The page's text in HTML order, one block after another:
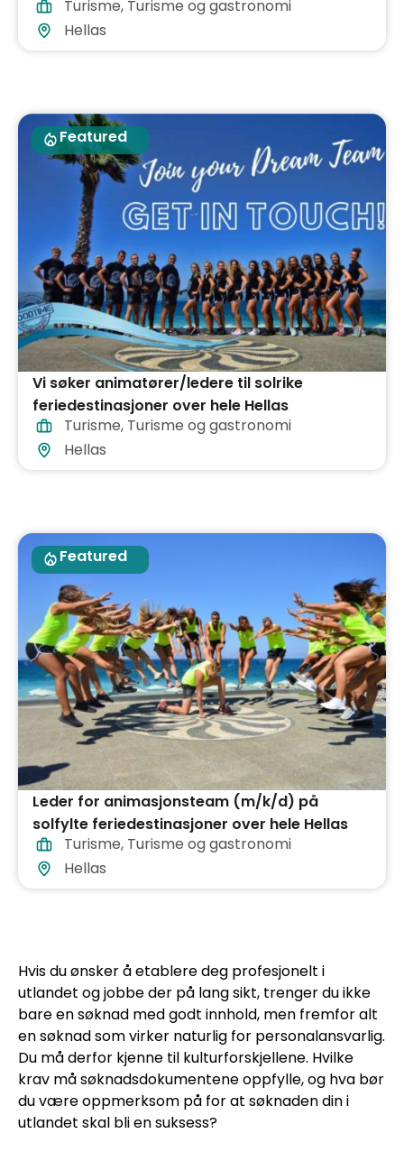
Turisme, Turisme og gastronomi
Hellas
Featured
Vi søker animatører/ledere til solrike
feriedestinasjoner over hele Hellas
Turisme, Turisme og gastronomi
Hellas
Featured
Leder for animasjonsteam (m/k/d) på
solfylte feriedestinasjoner over hele Hellas
Turisme, Turisme og gastronomi
Hellas
Hvis du ønsker å etablere deg profesjonelt i
utlandet og jobbe der på lang sikt, trenger du ikke
bare en søknad med godt innhold, men fremfor alt
en søknad som virker naturlig for personalansvarlig.
Du må derfor kjenne til kulturforskjellene. Hvilke
krav må søknadsdokumentene oppfylle, og hva bør
du være oppmerksom på for at søknaden din i
utlandet skal bli en suksess?